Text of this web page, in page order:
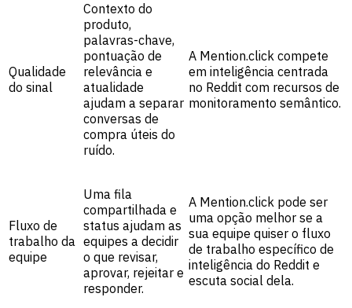
Qualidade
do sinal
Contexto do
produto,
palavras-chave,
pontuação de
relevância e
atualidade
ajudam a separar
conversas de
compra úteis do
ruído.
A Mention.click compete
em inteligência centrada
no Reddit com recursos de
monitoramento semântico.
Fluxo de
trabalho da
equipe
Uma fila
compartilhada e
status ajudam as
equipes a decidir
o que revisar,
aprovar, rejeitar e
responder.
A Mention.click pode ser
uma opção melhor se a
sua equipe quiser o fluxo
de trabalho específico de
inteligência do Reddit e
escuta social dela.